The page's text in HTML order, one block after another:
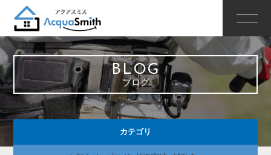
BLOG
ブログ
カテゴリ